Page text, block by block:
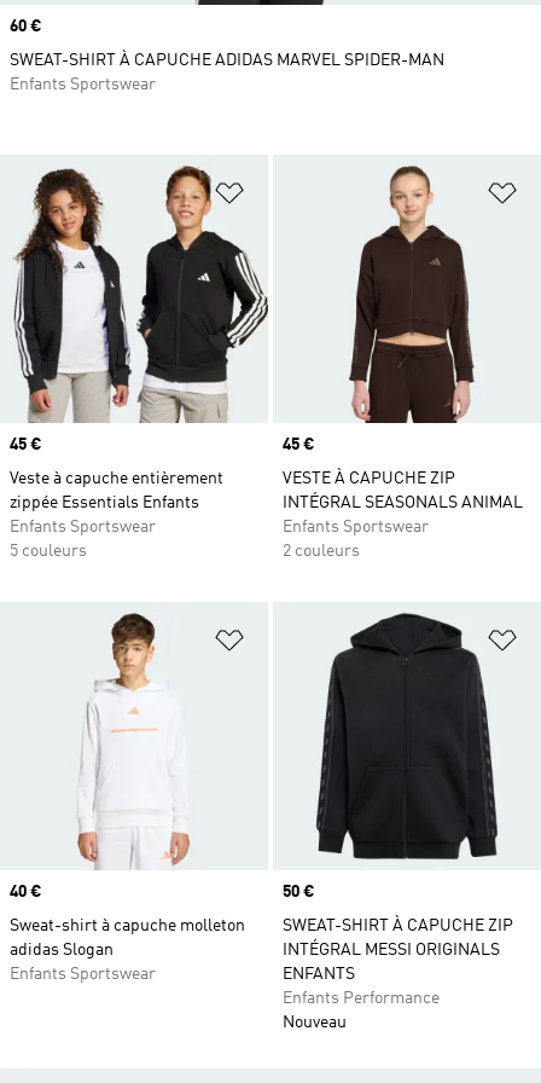
Ajouter à la Liste de produits
Prix
45 €
Veste à capuche entièrement
zippée Essentials Enfants
Enfants Sportswear
5 couleurs
Prix
45 €
VESTE À CAPUCHE ZIP
INTÉGRAL SEASONALS ANIMAL
Enfants Sportswear
2 couleurs
Ajouter à la Liste de produits
Prix
40 €
Sweat-shirt à capuche molleton
adidas Slogan
Enfants Sportswear
Prix
50 €
SWEAT-SHIRT À CAPUCHE ZIP
INTÉGRAL MESSI ORIGINALS
ENFANTS
Enfants Performance
Nouveau
Prix
60 €
SWEAT-SHIRT À CAPUCHE ADIDAS MARVEL SPIDER-MAN
Enfants Sportswear